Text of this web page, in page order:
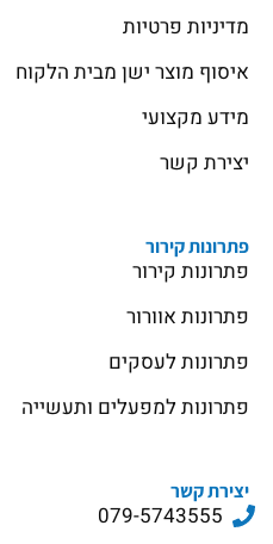
מדיניות פרטיות
איסוף מוצר ישן מבית הלקוח
מידע מקצועי
יצירת קשר
פתרונות קירור
פתרונות קירור
פתרונות אוורור
פתרונות לעסקים
פתרונות למפעלים ותעשייה
יצירת קשר
079-5743555